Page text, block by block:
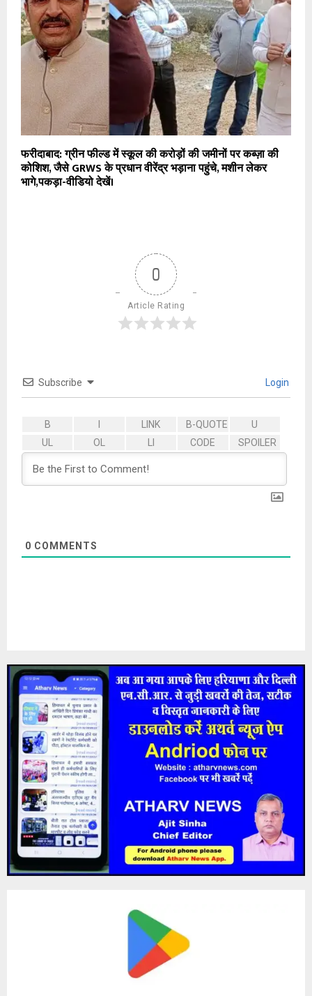
फरीदाबाद: ग्रीन फील्ड में स्कूल की करोड़ों की जमीनों पर कब्ज़ा की
कोशिश, जैसे GRWS के प्रधान वीरेंद्र भड़ाना पहुंचे, मशीन लेकर
भागे,पकड़ा-वीडियो देखें।
0
Article Rating
Subscribe Login
0 COMMENTS